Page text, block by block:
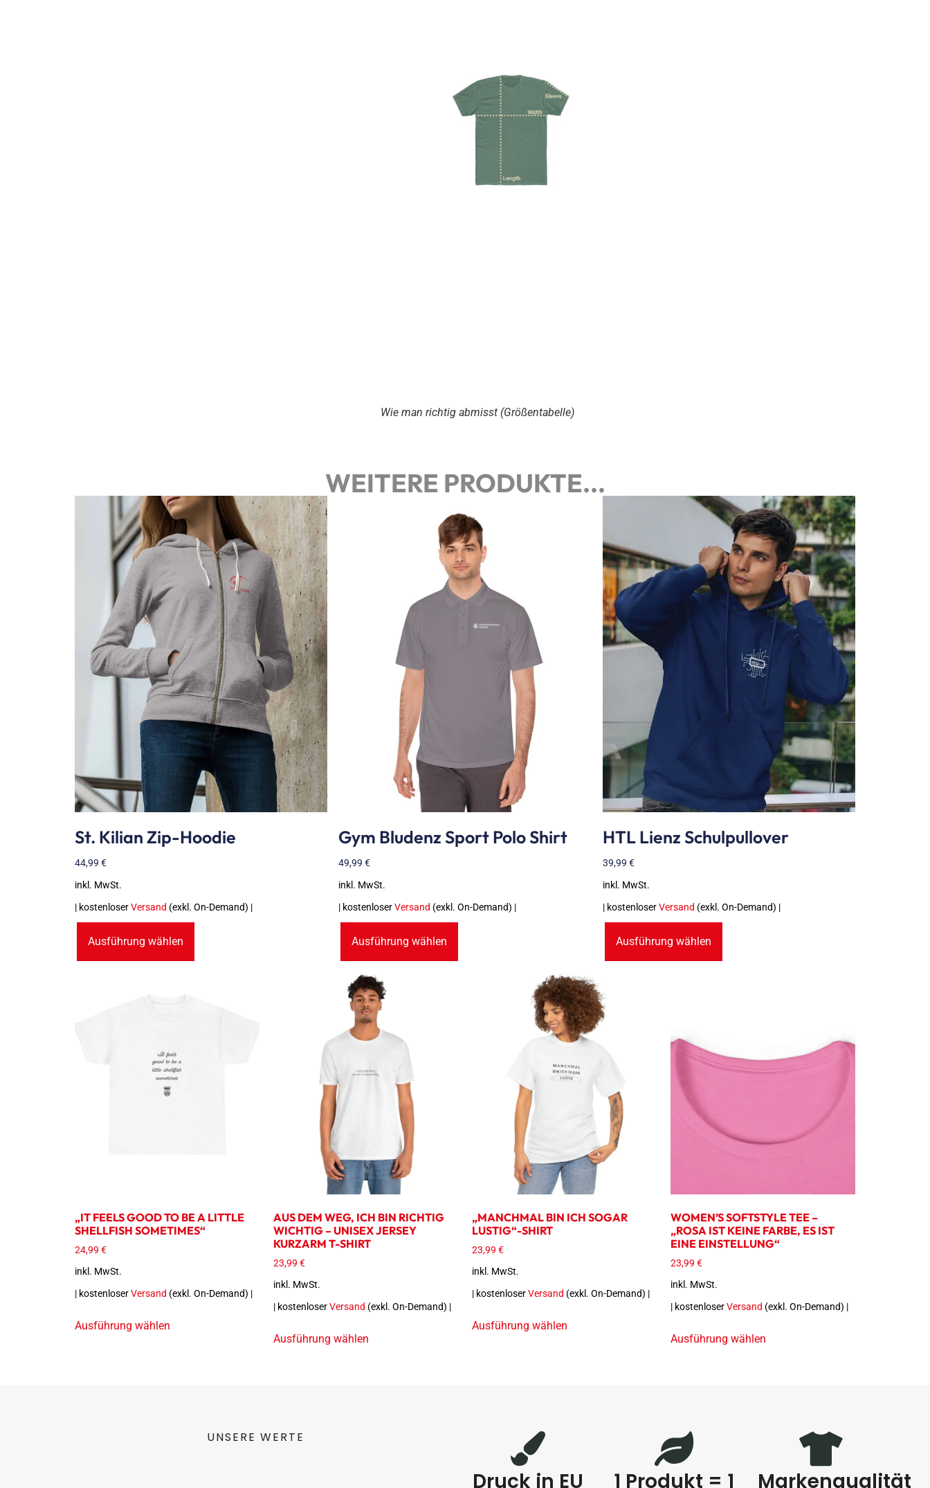
Wie man richtig abmisst (Größentabelle)
WEITERE PRODUKTE...
St. Kilian Zip-Hoodie
44,99 €
inkl. MwSt.
| kostenloserVersand (exkl. On-Demand) |
Ausführung wählen
Gym Bludenz Sport Polo Shirt
49,99€
inkl. MwSt.
| kostenloserVersand (exkl. On-Demand) |
Ausführung wählen
HTL Lienz Schulpullover
39,99 €
inkl. MwSt.
| kostenloserVersand (exkl. On-Demand) |
Ausführung wählen
„IT FEELS GOOD TO BE A LITTLE
SHELLFISH SOMETIMES“
24,99 €
inkl. MwSt.
| kostenloserVersand (exkl. On-Demand) |
Ausführung wählen
AUS DEM WEG, ICH BIN RICHTIG
WICHTIG – UNISEX JERSEY
KURZARM T-SHIRT
23,99 €
inkl. MwSt.
| kostenloserVersand (exkl. On-Demand) |
Ausführung wählen
„MANCHMAL BIN ICH SOGAR
LUSTIG“-SHIRT
23,99 €
inkl. MwSt.
| kostenloserVersand (exkl. On-Demand) |
Ausführung wählen
WOMEN’S SOFTSTYLE TEE –
„ROSA IST KEINE FARBE, ES IST
EINE EINSTELLUNG“
23,99€
inkl. MwSt.
| kostenloserVersand (exkl. On-Demand) |
Ausführung wählen
UNSERE WERTE
Druck in EU 1 Produkt = 1 Markenqualität